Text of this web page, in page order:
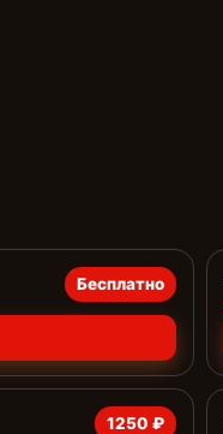
Бесплатно
1250 ₽